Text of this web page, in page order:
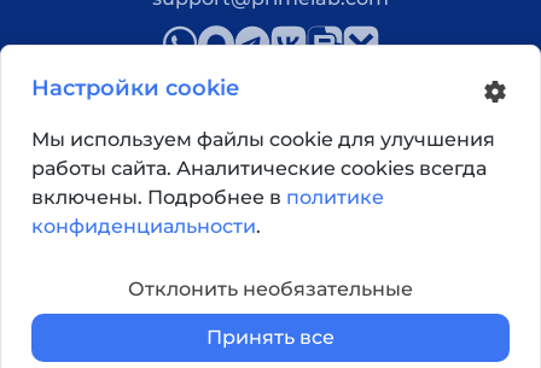
Как добраться?
Настройки cookie
Мы используем файлы cookie для улучшения
работы сайта. Аналитические cookies всегда
включены. Подробнее в политике
конфиденциальности.
Отклонить необязательные
Принять все